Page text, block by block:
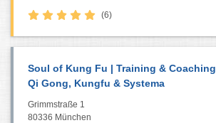
(6)
Soul of Kung Fu | Training & Coaching
Qi Gong, Kungfu & Systema
Grimmstraße 1
80336 München